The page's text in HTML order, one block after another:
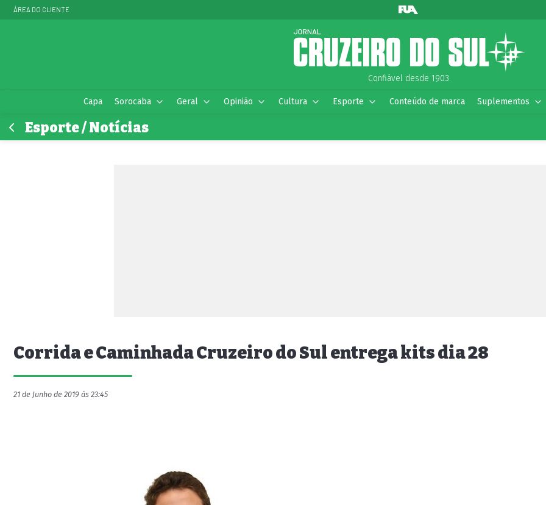
ÁREA DO CLIENTE
Confiável desde 1903.
Capa Sorocaba Geral Opinião Cultura Esporte Conteúdo de marca Suplementos
Esporte / Notícias
Corrida e Caminhada Cruzeiro do Sul entrega kits dia 28
21 de Junho de 2019 às 23:45